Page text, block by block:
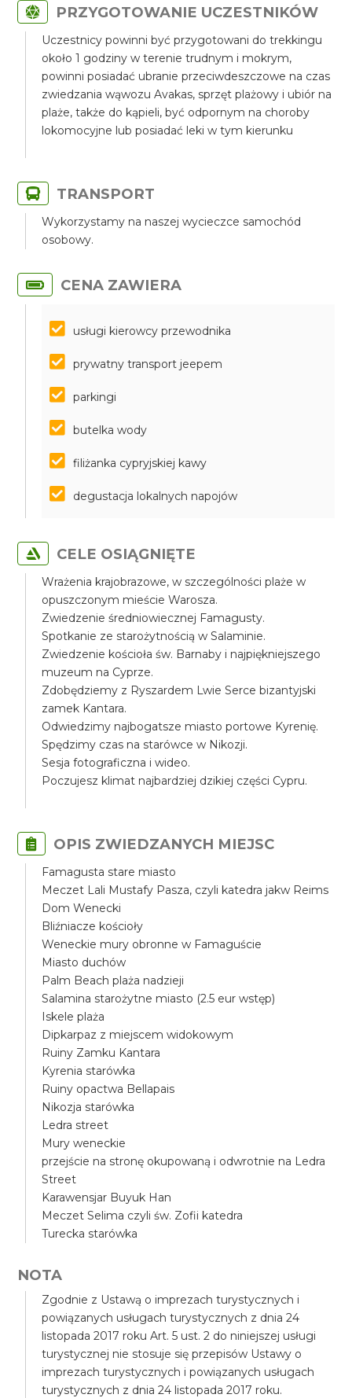
PRZYGOTOWANIE UCZESTNIKÓW
Uczestnicy powinni być przygotowani do trekkingu
około 1 godziny w terenie trudnym i mokrym,
powinni posiadać ubranie przeciwdeszczowe na czas
zwiedzania wąwozu Avakas, sprzęt plażowy i ubiór na
plaże, także do kąpieli, być odpornym na choroby
lokomocyjne lub posiadać leki w tym kierunku
TRANSPORT
Wykorzystamy na naszej wycieczce samochód
osobowy.
CENA ZAWIERA
usługi kierowcy przewodnika
prywatny transport jeepem
parkingi
butelka wody
filiżanka cypryjskiej kawy
degustacja lokalnych napojów
CELE OSIĄGNIĘTE
Wrażenia krajobrazowe, w szczególności plaże w
opuszczonym mieście Warosza.
Zwiedzenie średniowiecznej Famagusty.
Spotkanie ze starożytnością w Salaminie.
Zwiedzenie kościoła św. Barnaby i najpiękniejszego
muzeum na Cyprze.
Zdobędziemy z Ryszardem Lwie Serce bizantyjski
zamek Kantara.
Odwiedzimy najbogatsze miasto portowe Kyrenię.
Spędzimy czas na starówce w Nikozji.
Sesja fotograficzna i wideo.
Poczujesz klimat najbardziej dzikiej części Cypru.
OPIS ZWIEDZANYCH MIEJSC
Famagusta stare miasto
Meczet Lali Mustafy Pasza, czyli katedra jakw Reims
Dom Wenecki
Bliźniacze kościoły
Weneckie mury obronne w Famaguście
Miasto duchów
Palm Beach plaża nadzieji
Salamina starożytne miasto (2.5 eur wstęp)
Iskele plaża
Dipkarpaz z miejscem widokowym
Ruiny Zamku Kantara
Kyrenia starówka
Ruiny opactwa Bellapais
Nikozja starówka
Ledra street
Mury weneckie
przejście na stronę okupowaną i odwrotnie na Ledra
Street
Karawensjar Buyuk Han
Meczet Selima czyli św. Zofii katedra
Turecka starówka
NOTA
Zgodnie z Ustawą o imprezach turystycznych i
powiązanych usługach turystycznych z dnia 24
listopada 2017 roku Art. 5 ust. 2 do niniejszej usługi
turystycznej nie stosuje się przepisów Ustawy o
imprezach turystycznych i powiązanych usługach
turystycznych z dnia 24 listopada 2017 roku.